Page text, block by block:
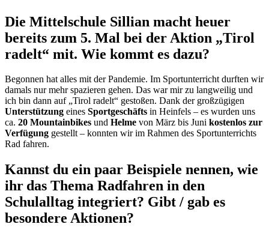
Die Mittelschule Sillian macht heuer
bereits zum 5. Mal bei der Aktion „Tirol
radelt“ mit. Wie kommt es dazu?
Begonnen hat alles mitder Pandemie. Im Sportunterricht durften wir
damals nur mehr spazieren gehen. Das war mir zu langweilig und
ich bin dann auf „Tirol radelt“ gestoßen. Dank dergroßzügigen
Unterstützung eines Sportgeschäfts in Heinfels – es wurden uns
ca. 20 Mountainbikes und Helme von März bis Juni kostenlos zur
Verfügung gestellt– konnten wir im Rahmen des Sportunterrichts
Rad fahren.
Kannst du ein paar Beispiele nennen, wie
ihr das Thema Radfahren in den
Schulalltag integriert? Gibt / gab es
besondere Aktionen?